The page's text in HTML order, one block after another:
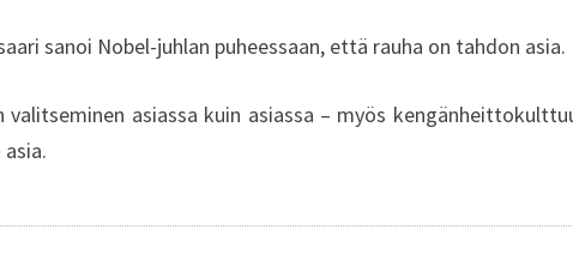
N
O
E
sanoi Nobel-juhlan puheessaan, että rauha on tahdon asia.
valitseminen asiassa kuin asiassa – myös